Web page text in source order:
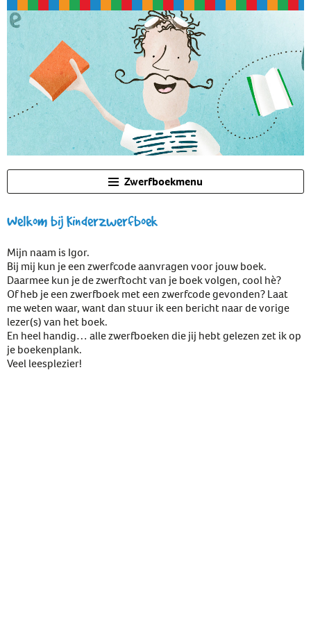
Zwerfboekmenu
Welkom bij Kinderzwerfboek
Mijn naam is Igor.
Bij mij kun je een zwerfcode aanvragen voor jouw boek.
Daarmee kun je de zwerftocht van je boek volgen, cool hè?
Of heb je een zwerfboek met een zwerfcode gevonden? Laat
me weten waar, want dan stuur ik een bericht naar de vorige
lezer(s) van het boek.
En heel handig… alle zwerfboeken die jij hebt gelezen zet ik op
je boekenplank.
Veel leesplezier!